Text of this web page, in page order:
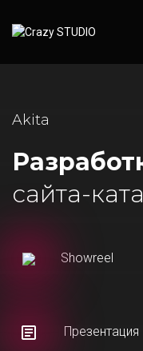
Akita
сайта-
Showreel
Презентация